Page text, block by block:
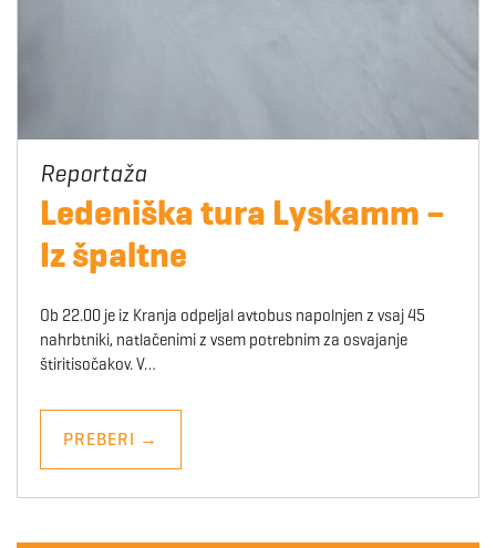
Ledeniška tura Lyskamm –
Iz špaltne
Ob 22.00 je iz Kranja odpeljal avtobus napolnjen z vsaj 45
nahrbtniki, natlačenimi z vsem potrebnim za osvajanje
štiritisočakov. V…
PREBERI →